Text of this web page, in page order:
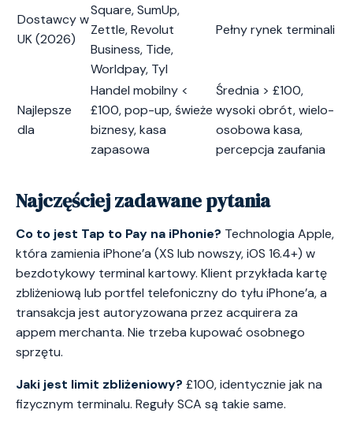
Dostawcy w
UK (2026)
Square, SumUp,
Zettle, Revolut
Business, Tide,
Worldpay, Tyl
Pełny rynek terminali
Najlepsze
dla
Handel mobilny <
£100, pop-up, świeże
biznesy, kasa
zapasowa
Średnia > £100,
wysoki obrót, wielo-
osobowa kasa,
percepcja zaufania
Najczęściej zadawane pytania
Co to jest Tap to Pay na iPhonie? Technologia Apple,
która zamienia iPhone’a (XS lub nowszy, iOS 16.4+) w
bezdotykowy terminal kartowy. Klient przykłada kartę
zbliżeniową lub portfel telefoniczny do tyłu iPhone’a, a
transakcja jest autoryzowana przez acquirera za
appem merchanta. Nie trzeba kupować osobnego
sprzętu.
Jaki jest limit zbliżeniowy? £100, identycznie jak na
fizycznym terminalu. Reguły SCA są takie same.